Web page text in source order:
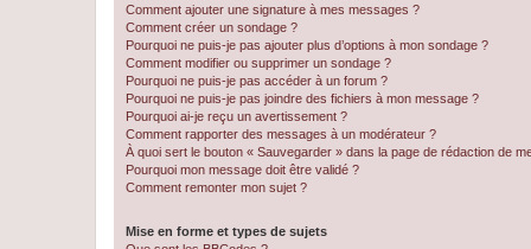
Comment ajouter une signature à mes messages ?
Comment créer un sondage ?
Pourquoi ne puis-je pas ajouter plus d’options à mon sondage ?
Comment modifier ou supprimer un sondage ?
Pourquoi ne puis-je pas accéder à un forum ?
Pourquoi ne puis-je pas joindre des fichiers à mon message ?
Pourquoi ai-je reçu un avertissement ?
Comment rapporter des messages à un modérateur ?
À quoi sert le bouton « Sauvegarder » dans la page de rédaction de
Pourquoi mon message doit être validé ?
Comment remonter mon sujet ?
Mise en forme et types de sujets